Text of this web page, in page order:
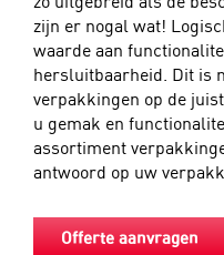
zijn er nogal wat!
waarde aan
hersluitbaarheid. Dit is
verpakkingen op de
u gemak en
assortiment
antwoord op uw
Offerte aanvragen